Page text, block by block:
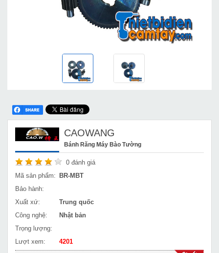
CAOWANG
Bánh Răng Máy Bào Tường
0 đánh giá
Mã sản phẩm:
BR-MBT
Bảo hành:
Xuất xứ:
Trung quốc
Công nghệ:
Nhật bản
Trọng lượng:
Lượt xem:
4201